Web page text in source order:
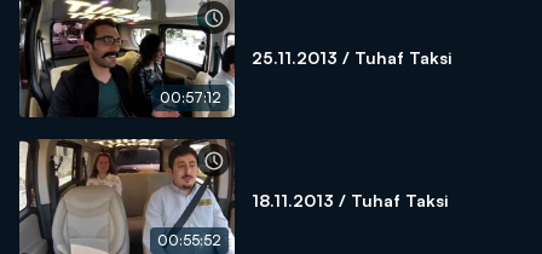
00:57:12
25.11.2013 / Tuhaf Taksi
00:55:52
18.11.2013 / Tuhaf Taksi